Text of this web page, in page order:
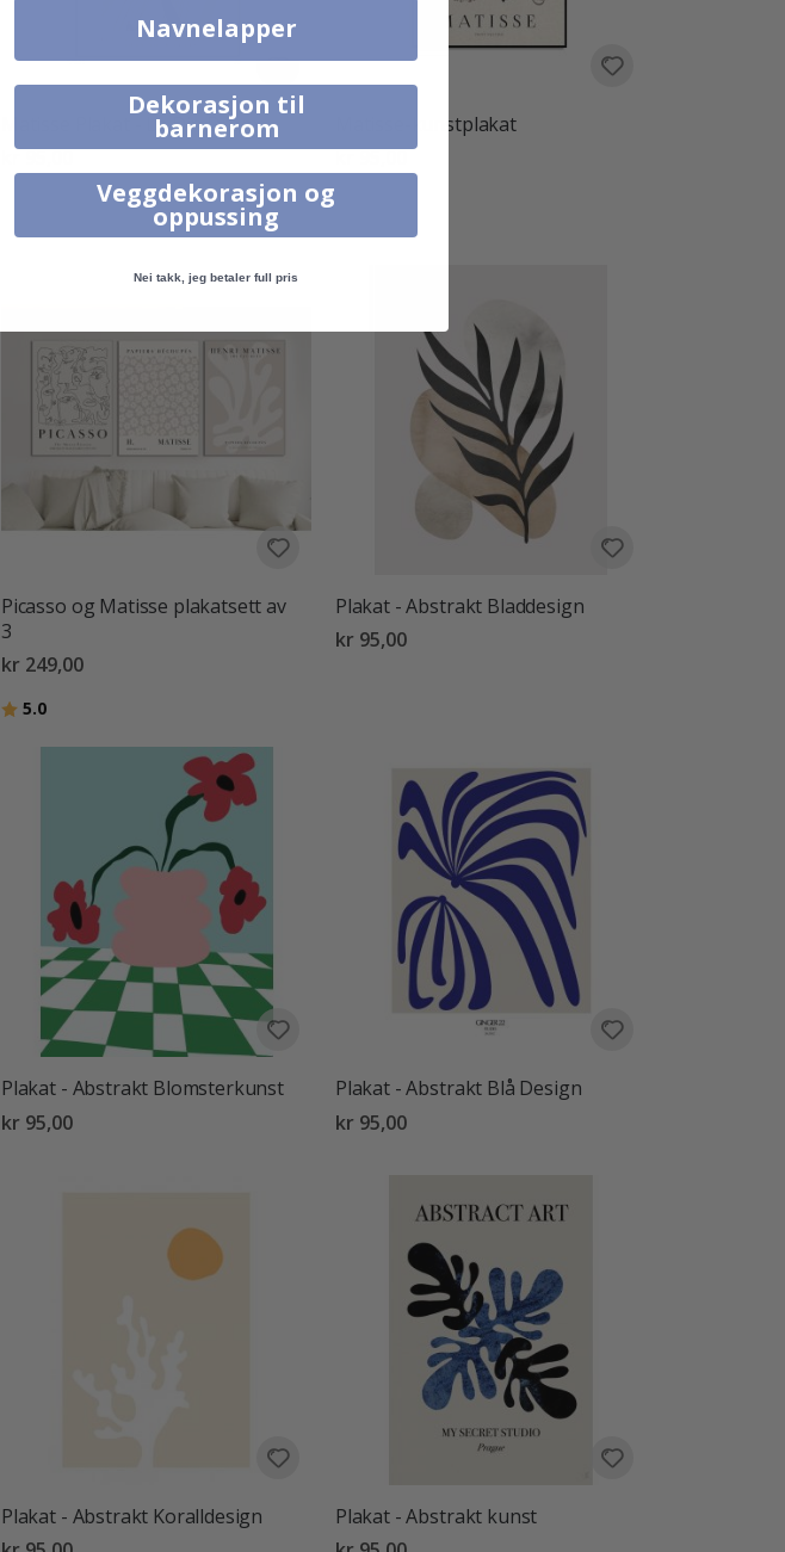
Matisse Plakat - La Din Drøm
kr 95,00
Matisse-kunstplakat
kr 95,00
Picasso og Matisse plakatsett av
3
kr 249,00
Karakter:
5.0av 5 mulige
Plakat - Abstrakt Bladdesign
kr 95,00
Plakat - Abstrakt Blomsterkunst
kr 95,00
Plakat - Abstrakt Blå Design
kr 95,00
Plakat - Abstrakt Koralldesign
Plakat - Abstrakt kunst
Navnelapper
Dekorasjon til
barnerom
Veggdekorasjon og
oppussing
Nei takk, jeg betaler full pris